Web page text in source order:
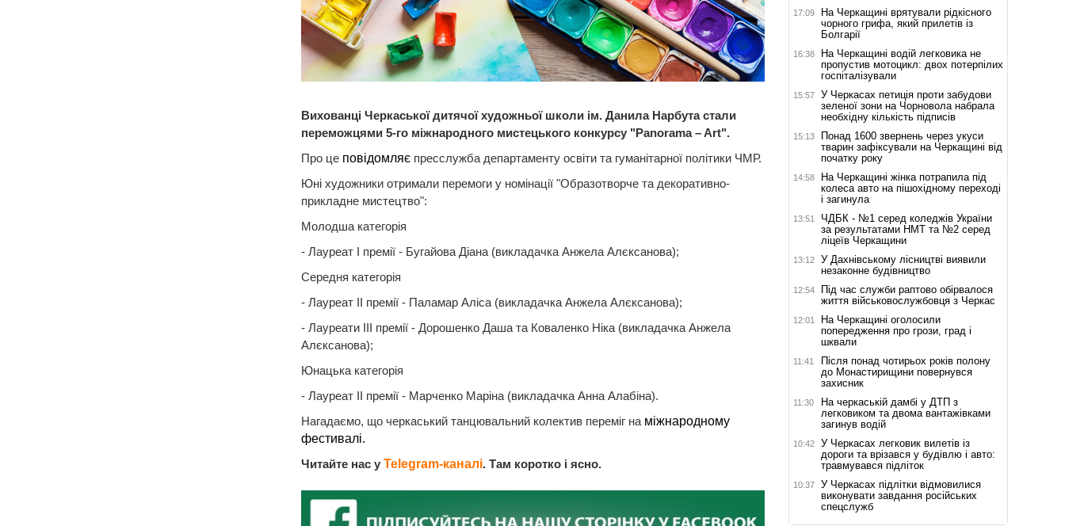
Вихованці Черкаської дитячої художньої школи ім. Данила Нарбута стали
переможцями 5-го міжнародного мистецького конкурсу "Panorama – Art".
Про це повідомляєпресслужба департаменту освіти та гуманітарної політики ЧМР.
Юні художники отримали перемоги у номінації "Образотворче та декоративно-
прикладне мистецтво":
Молодша категорія
- Лауреат І премії - Бугайова Діана (викладачка Анжела Алєксанова);
Середня категорія
- Лауреат ІІ премії - Паламар Аліса (викладачка Анжела Алєксанова);
- Лауреати ІІІ премії - Дорошенко Даша та Коваленко Ніка (викладачка Анжела
Алєксанова);
Юнацька категорія
- Лауреат ІІ премії - Марченко Маріна (викладачка Анна Алабіна).
Нагадаємо, що черкаський танцювальний колектив переміг на міжнародному
фестивалі.
Читайте нас у Telegram-каналі. Там коротко і ясно.
17:09
На Черкащині врятували рідкісного
чорного грифа, який прилетів із
Болгарії
16:38
На Черкащині водій легковика не
пропустив мотоцикл: двох потерпілих
госпіталізували
15:57
У Черкасах петиція проти забудови
зеленої зони на Чорновола набрала
необхідну кількість підписів
15:13
Понад 1600 звернень через укуси
тварин зафіксували на Черкащині від
початку року
14:58
На Черкащині жінка потрапила під
колеса авто на пішохідному переході
і загинула
13:51
ЧДБК - №1 серед коледжів України
за результатами НМТ та №2 серед
ліцеїв Черкащини
13:12
У Дахнівському лісництві виявили
незаконне будівництво
12:54
Під час служби раптово обірвалося
життя військовослужбовця з Черкас
12:01
На Черкащині оголосили
попередження про грози, град і
шквали
11:41
Після понад чотирьох років полону
до Монастирищини повернувся
захисник
11:30
На черкаській дамбі у ДТП з
легковиком та двома вантажівками
загинув водій
10:42
У Черкасах легковик вилетів із
дороги та врізався у будівлю і авто:
травмувався підліток
10:37
У Черкасах підлітки відмовилися
виконувати завдання російських
спецслужб